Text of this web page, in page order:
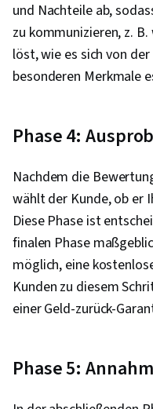
und Nachteile ab,
zu kommunizieren, z.
löst, wie es sich von
besonderen Merkmale
Phase 4:
Nachdem die
wählt der Kunde, ob er
Diese Phase ist
finalen Phase
möglich, eine
Kunden zu diesem
einer Geld-zurück-
Phase 5: